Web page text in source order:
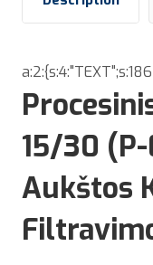
15/30 (P-
Aukštos